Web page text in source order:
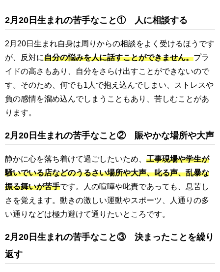
2月20日生まれの苦手なこと① 人に相談する
2月20日生まれ自身は周りからの相談をよく受けるほうです
が、反対に自分の悩みを人に話すことができません。プラ
イドの高さもあり、自分をさらけ出すことができないので
す。そのため、何でも1人で抱え込んでしまい、ストレスや
負の感情を溜め込んでしまうこともあり、苦しむことがあ
ります。
2月20日生まれの苦手なこと② 賑やかな場所や大声
静かに心を落ち着けて過ごしたいため、 工事現場や学生が
騒いでいる店などのうるさい場所や大声、叱る声、乱暴な
振る舞いが苦手です。人の喧嘩や叱責であっても、息苦し
さを覚えます。動きの激しい運動やスポーツ、人通りの多
い通りなどは極力避けて通りたいところです。
2月20日生まれの苦手なこと③ 決まったことを繰り
返す